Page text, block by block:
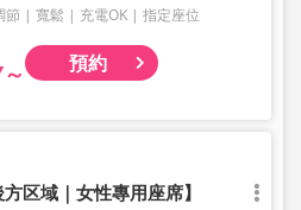
節 寬鬆 充電OK 指定座位
預約
区域｜女性專用座席】